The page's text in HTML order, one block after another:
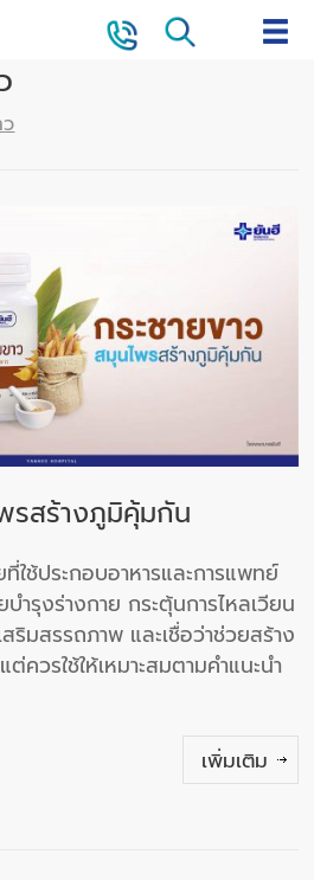
ว
รสร้างภูมิคุ้มกัน
ใช้ประกอบอาหารและการแพทย์
รุงร่างกาย กระตุ้นการไหลเวียน
ริมสรรถภาพ และเชื่อว่าช่วยสร้าง
วรใช้ให้เหมาะสมตามคำแนะนำ
เพิ่มเติม